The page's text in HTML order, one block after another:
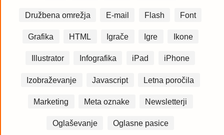
Družbena omrežja E-mail Flash Font
Grafika HTML Igrače Igre Ikone
Illustrator Infografika iPad iPhone
Izobraževanje Javascript Letna poročila
Marketing Meta oznake Newsletterji
Oglaševanje Oglasne pasice